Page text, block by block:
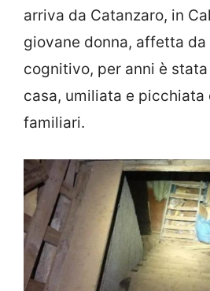
arriva da Catanzaro, in
giovane donna, affetta
cognitivo, per anni è
casa, umiliata e picchiata
familiari.